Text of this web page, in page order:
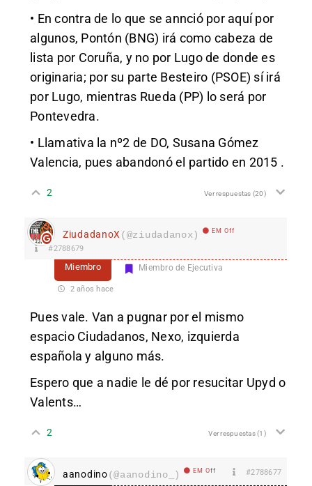
• En contra de lo que se annció por aquí por
algunos, Pontón (BNG) irá como cabeza de
lista por Coruña, y no por Lugo de donde es
originaria; por su parte Besteiro (PSOE) sí irá
por Lugo, mientras Rueda (PP) lo será por
Pontevedra.
• Llamativa la nº2 de DO, Susana Gómez
Valencia, pues abandonó el partido en 2015 .
2 Ver respuestas (20)
ZiudadanoX (@ziudadanox) EM Off
#2788679
Miembro Miembro de Ejecutiva
2 años hace
Pues vale. Van a pugnar por el mismo
espacio Ciudadanos, Nexo, izquierda
española y alguno más.
Espero que a nadie le dé por resucitar Upyd o
Valents…
2 Ver respuestas(1)
aanodino(@aanodino_) EM Off #2788677